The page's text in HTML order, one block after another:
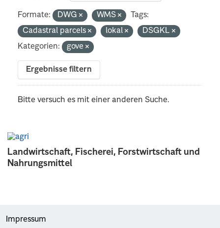
Landwirtschaft, Fischerei, Forstwirtschaft und
Nahrungsmittel
Formate: DWG WMS
Tags:
Cadastral parcels
lokal
DSGKL
Kategorien:
gove
Ergebnisse filtern
Bitte versuch es mit einer anderen Suche.
Impressum